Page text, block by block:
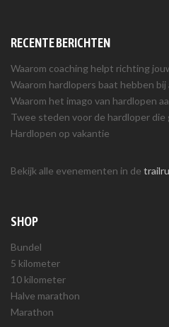
RECENTE BERICHTEN
Waarom coaching helpt richting
Waarom hardlopers baat hebben
Waarom het imago van hardlopen
Twee steden voor de hardloper die
Hardlopen op vakantie
Bekijk alle evenementen in de
SHOP
Bundel
5 kilometer
10 kilometer
Halve marathon
Marathon